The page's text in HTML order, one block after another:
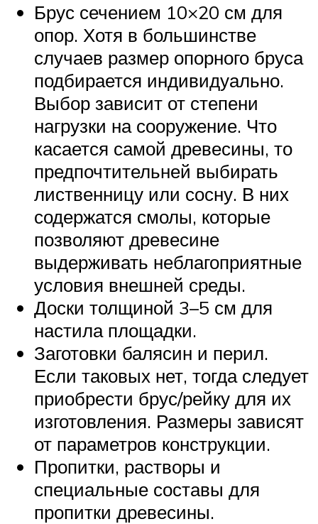
Брус сечением 10×20 см для
опор. Хотя в большинстве
случаев размер опорного бруса
подбирается индивидуально.
Выбор зависит от степени
нагрузки на сооружение. Что
касается самой древесины, то
предпочтительней выбирать
лиственницу или сосну. В них
содержатся смолы, которые
позволяют древесине
выдерживать неблагоприятные
условия внешней среды.
Доски толщиной 3–5 см для
настила площадки.
Заготовки балясин и перил.
Если таковых нет, тогда следует
приобрести брус/рейку для их
изготовления. Размеры зависят
от параметров конструкции.
Пропитки, растворы и
специальные составы для
пропитки древесины.